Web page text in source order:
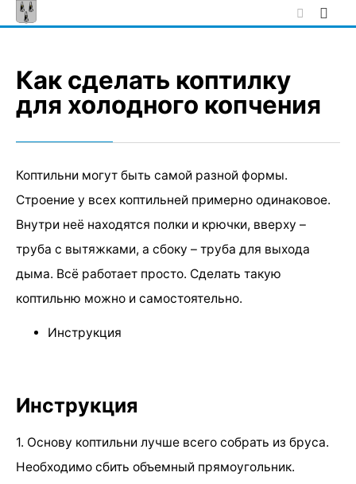
Skip
to
Как сделать коптилку
для холодного копчения
Коптильни могут быть самой разной формы.
Строение у всех коптильней примерно одинаковое.
Внутри неё находятся полки и крючки, вверху –
труба с вытяжками, а сбоку – труба для выхода
дыма. Всё работает просто. Сделать такую
коптильню можно и самостоятельно.
Инструкция
Инструкция
1. Основу коптильни лучше всего собрать из бруса.
Необходимо сбить объемный прямоугольник.